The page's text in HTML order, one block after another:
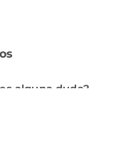
alguna duda?